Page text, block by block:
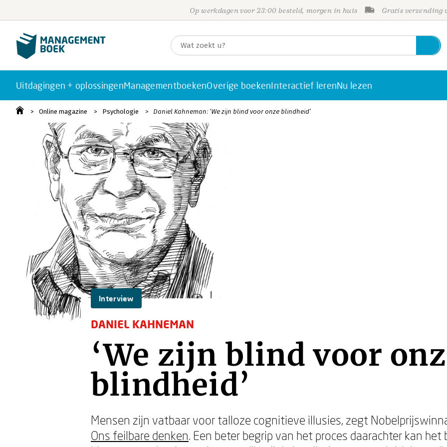
Op werkdagen voor 23:00 besteld, morgen in huis Gratis verzending
Uitdagingen + oplossingenManagementboekenOverige boekenInteractief lerenNu lezen
Online magazine Psychologie Daniel Kahneman: ‘We zijn blind voor onze blindheid’
Interview
DANIEL KAHNEMAN
‘We zijn blind voor
blindheid’
Mensen zijn vatbaar voor talloze cognitieve illusies, zegt
Ons feilbare denken. Een beter begrip van het proces daarachter kan